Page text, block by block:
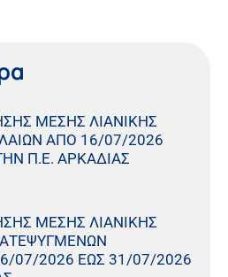
ΜΕΣΗΣ ΛΙΑΝΙΚΗΣ
ΑΠΟ 16/07/2026
Π.Ε. ΑΡΚΑΔΙΑΣ
ΜΕΣΗΣ ΛΙΑΝΙΚΗΣ
07/2026 ΕΩΣ 31/07/2026